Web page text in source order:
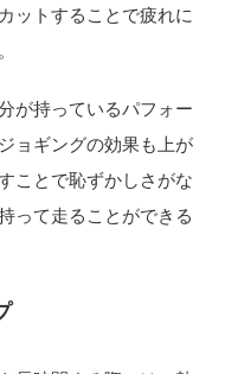
ットすることで疲れに
が持っているパフォー
ョギングの効果も上が
ことで恥ずかしさがな
って走ることができる